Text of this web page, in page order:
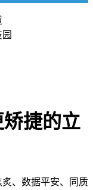
捷的立
、数据平安、同质